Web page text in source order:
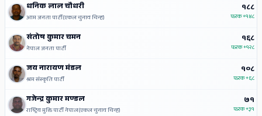
धनिक लाल चौधरी
आम जनता पार्टी(एकल चुनाव चिन्ह)
१८८
फरक+१४८
संतोष कुमार चमन
नेपाल जनता पार्टी
१६८
फरक+१२८
जय नारायण मंडल
श्रम संस्कृति पार्टी
१०८
फरक+६८
गजेन्द्र कुमार मण्डल
राष्ट्रिय मुक्ति पार्टी नेपाल(एकल चुनाव चिन्ह)
७१
फरक+३१